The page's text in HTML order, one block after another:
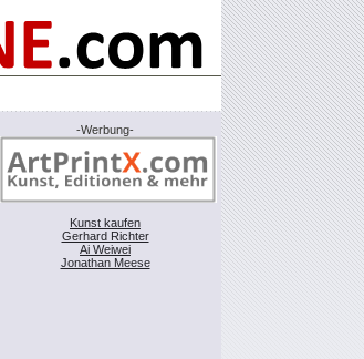
-Werbung-
Kunst kaufen
Gerhard Richter
Ai Weiwei
Jonathan Meese